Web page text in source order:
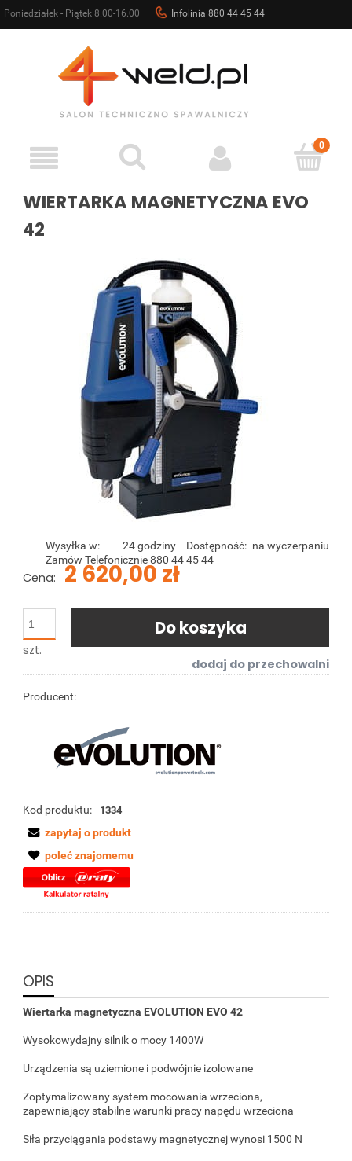
Poniedziałek - Piątek 8.00-16.00 Infolinia 880 44 45 44
WIERTARKA MAGNETYCZNA EVO
42
Dostępność: na wyczerpaniu
Wysyłka w:
24 godziny
Zamów Telefonicznie 880 44 45 44
Cena: 2 620,00 zł
szt.
Do koszyka
dodaj do przechowalni
Producent:
Kod produktu: 1334
zapytaj o produkt
poleć znajomemu
OPIS
Wiertarka magnetyczna EVOLUTION EVO 42
Wysokowydajny silnik o mocy 1400W
Urządzenia są uziemione i podwójnie izolowane
Zoptymalizowany system mocowania wrzeciona,
zapewniający stabilne warunki pracy napędu wrzeciona
Siła przyciągania podstawy magnetycznej wynosi 1500 N